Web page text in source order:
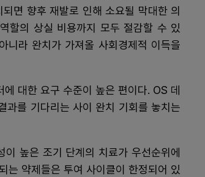
면 향후 재발로 인해 소요될 막대한 의
할의 상실 비용까지 모두 절감할 수 있
니라 완치가 가져올 사회경제적 이득을
대한 요구 수준이 높은 편이다. OS 데
과를 기다리는 사이 완치 기회를 놓치는
높은 조기 단계의 치료가 우선순위에
는 약제들은 투여 사이클이 한정되어 있